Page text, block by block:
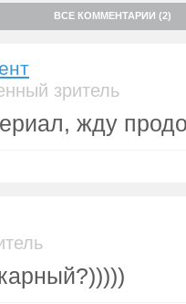
ВСЕ КОММЕНТАРИИ (2)
зритель
жду